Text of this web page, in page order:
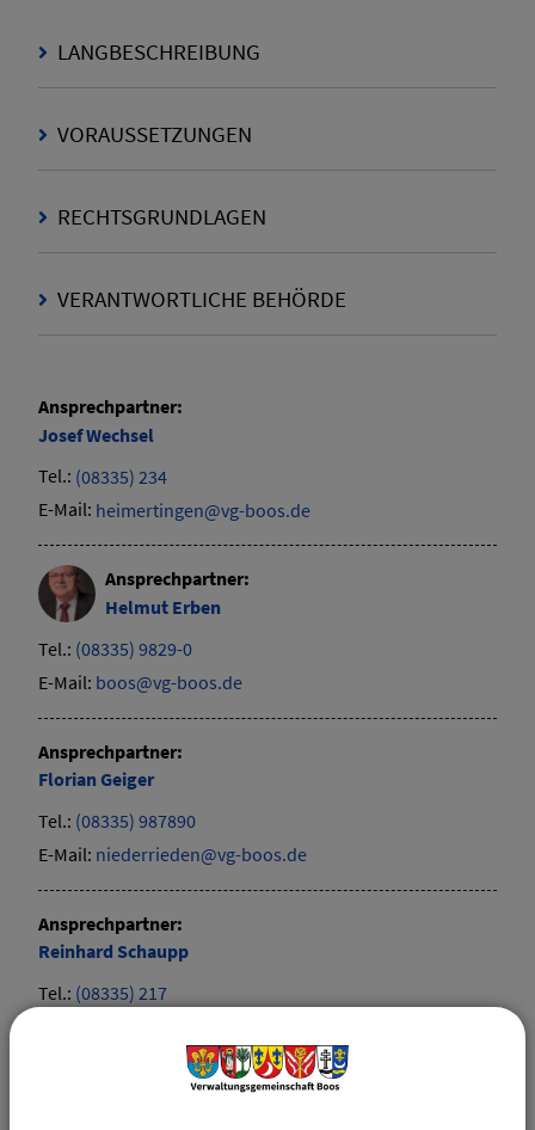
LANGBESCHREIBUNG
VORAUSSETZUNGEN
RECHTSGRUNDLAGEN
VERANTWORTLICHE BEHÖRDE
Ansprechpartner:
JosefWechsel
Tel.: (08335) 234
E-Mail: heimertingen@vg-boos.de
Ansprechpartner:
Helmut Erben
Tel.: (08335) 9829-0
E-Mail: boos@vg-boos.de
Ansprechpartner:
Florian Geiger
Tel.: (08335) 987890
E-Mail: niederrieden@vg-boos.de
Ansprechpartner:
Reinhard Schaupp
Tel.: (08335) 217